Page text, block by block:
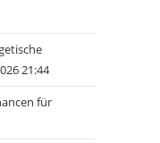
21:44
für